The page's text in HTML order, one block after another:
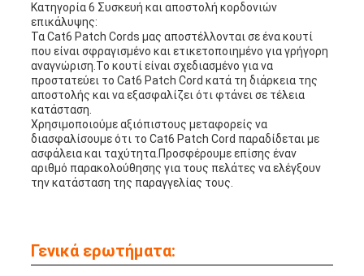
Κατηγορία 6 Συσκευή και αποστολή κορδονιών
επικάλυψης:
Τα Cat6 Patch Cords μας αποστέλλονται σε ένα κουτί
που είναι σφραγισμένο και ετικετοποιημένο για γρήγορη
αναγνώριση.Το κουτί είναι σχεδιασμένο για να
προστατεύει το Cat6 Patch Cord κατά τη διάρκεια της
αποστολής και να εξασφαλίζει ότι φτάνει σε τέλεια
κατάσταση.
Χρησιμοποιούμε αξιόπιστους μεταφορείς να
διασφαλίσουμε ότι το Cat6 Patch Cord παραδίδεται με
ασφάλεια και ταχύτητα.Προσφέρουμε επίσης έναν
αριθμό παρακολούθησης για τους πελάτες να ελέγξουν
την κατάσταση της παραγγελίας τους.
Γενικά ερωτήματα: